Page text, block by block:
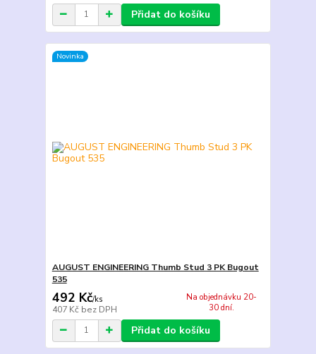
Přidat do košíku
Novinka
AUGUST ENGINEERING Thumb Stud 3 PK Bugout
535
492 Kč/ks
407 Kč bez DPH
Na objednávku 20-
30 dní.
Přidat do košíku